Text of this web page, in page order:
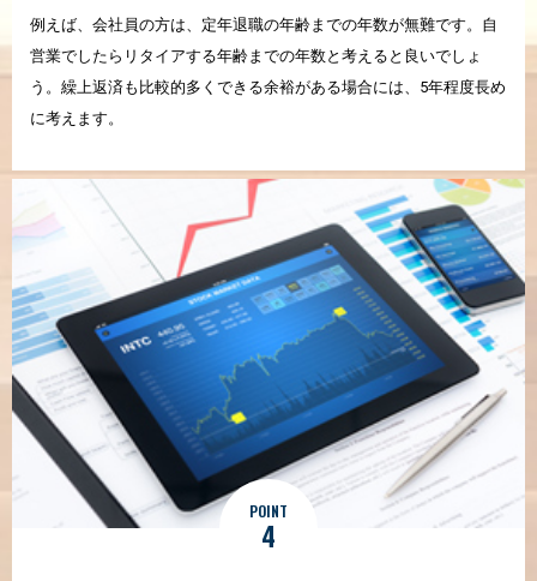
例えば、会社員の方は、定年退職の年齢までの年数が無難です。自
営業でしたらリタイアする年齢までの年数と考えると良いでしょ
う。繰上返済も比較的多くできる余裕がある場合には、5年程度長め
に考えます。
POINT
4